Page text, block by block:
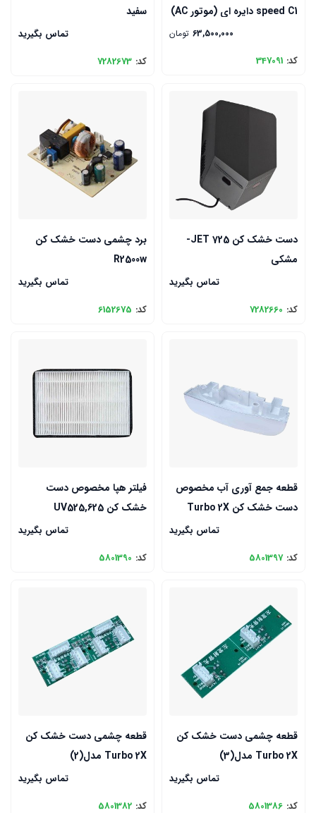
speed C1 دایره ای (موتور AC)
63,500,000 تومان
کد: 347091
سفید
تماس بگیرید
کد: 7282673
دست خشک کن JET 725-
مشکی
تماس بگیرید
کد: 7282660
برد چشمی دست خشک کن
R2500w
تماس بگیرید
کد: 6152675
قطعه جمع آوری آب مخصوص
دست خشک کن Turbo 2X
تماس بگیرید
کد: 5801397
فیلتر هپا مخصوص دست
خشک کن UV525,625
تماس بگیرید
کد: 5801390
قطعه چشمی دست خشک کن
Turbo 2X مدل(3)
تماس بگیرید
کد: 5801386
قطعه چشمی دست خشک کن
Turbo 2X مدل(2)
تماس بگیرید
کد: 5801382